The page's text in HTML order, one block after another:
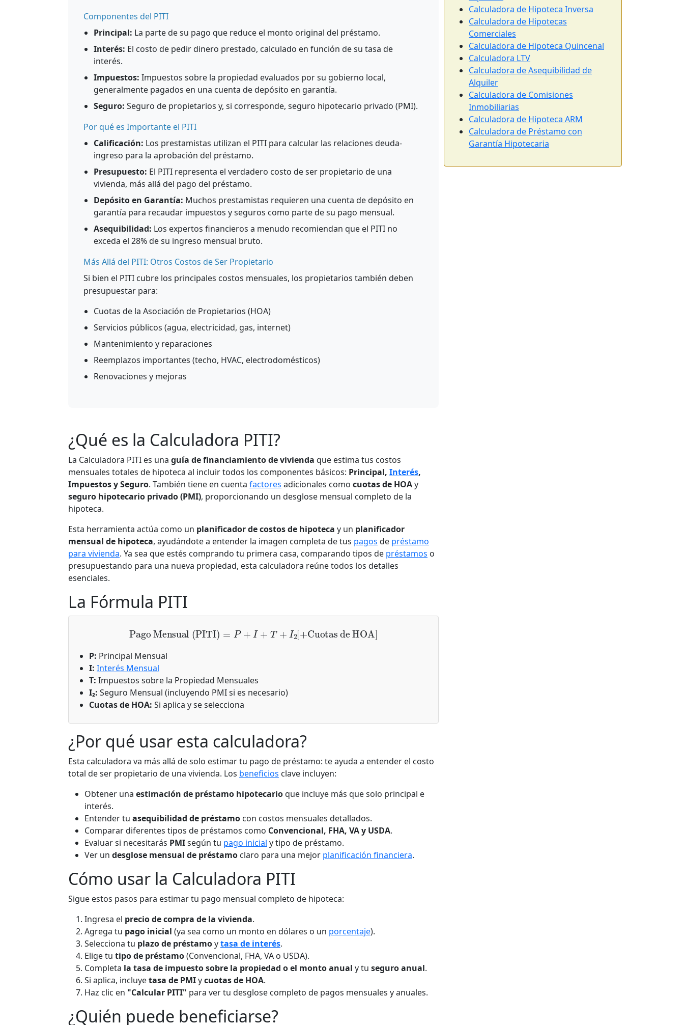
Componentes del PITI
Principal: La parte de su pago que reduce el monto original del préstamo.
Interés: El costo de pedir dinero prestado, calculado en función de su tasa de
interés.
Impuestos: Impuestos sobre la propiedad evaluados por su gobierno local,
generalmente pagados en una cuenta de depósito en garantía.
Seguro: Seguro de propietarios y, si corresponde, seguro hipotecario privado (PMI).
Por qué es Importante el PITI
Calificación: Los prestamistas utilizan el PITI para calcular las relaciones deuda-
ingreso para la aprobación del préstamo.
Presupuesto: El PITI representa el verdadero costo de ser propietario de una
vivienda, más allá del pago del préstamo.
Depósito en Garantía: Muchos prestamistas requieren una cuenta de depósito en
garantía para recaudar impuestos y seguros como parte de su pago mensual.
Asequibilidad: Los expertos financieros a menudo recomiendan que el PITI no
exceda el 28% de su ingreso mensual bruto.
Más Allá del PITI: Otros Costos de Ser Propietario
Si bien el PITI cubre los principales costos mensuales, los propietarios también deben
presupuestar para:
Cuotas de la Asociación de Propietarios (HOA)
Servicios públicos (agua, electricidad, gas, internet)
Mantenimiento y reparaciones
Reemplazos importantes (techo, HVAC, electrodomésticos)
Renovaciones y mejoras
¿Qué es la Calculadora PITI?
La Calculadora PITI es una guía de financiamiento de vivienda que estima tus costos
mensuales totales de hipoteca al incluir todos los componentes básicos: Principal, Interés,
Impuestos y Seguro. También tiene en cuenta factores adicionales como cuotas de HOAy
seguro hipotecario privado (PMI), proporcionando un desglose mensual completo de la
hipoteca.
Esta herramienta actúa como un planificador de costos de hipoteca y un planificador
mensual de hipoteca, ayudándote a entender la imagen completa de tus pagos de préstamo
para vivienda. Ya sea que estés comprando tu primera casa, comparando tipos de préstamos o
presupuestando para una nueva propiedad, esta calculadora reúne todos los detalles
esenciales.
La Fórmula PITI
Pago Mensual (PITI)= P I+ T +I [ +Cuotas de HOA]
P: Principal Mensual
I: Interés Mensual
T: Impuestos sobre la Propiedad Mensuales
I₂: Seguro Mensual (incluyendo PMI si es necesario)
Cuotas de HOA: Si aplica y se selecciona
¿Por qué usar esta calculadora?
Esta calculadora va más allá de solo estimar tu pago de préstamo: te ayuda a entender el costo
total de ser propietario de una vivienda. Los beneficios clave incluyen:
Obtener una estimación de préstamo hipotecarioque incluye más que solo principal e
interés.
Entender tu asequibilidad de préstamo con costos mensuales detallados.
Comparar diferentes tipos de préstamos como Convencional, FHA, VA y USDA.
Evaluar si necesitarás PMIsegún tu pago inicial y tipo de préstamo.
Ver un desglose mensual de préstamo claro para una mejor planificación financiera.
Cómo usar la Calculadora PITI
Sigue estos pasos para estimar tu pago mensual completo de hipoteca:
Ingresa el precio de compra de la vivienda.
Agrega tu pago inicial (ya sea como un monto en dólares o un porcentaje).
Selecciona tu plazo de préstamoytasa de interés.
Elige tu tipo de préstamo(Convencional, FHA, VA o USDA).
Completa la tasa de impuesto sobre la propiedad o el monto anual y tu seguro anual.
Si aplica, incluyetasa de PMIycuotas de HOA.
Haz clic en "Calcular PITI" para ver tu desglose completo de pagos mensuales y anuales.
¿Quién puede beneficiarse?
Calculadora de Hipoteca Inversa
Calculadora de Hipotecas
Comerciales
Calculadora de Hipoteca Quincenal
Calculadora LTV
Calculadora de Asequibilidad de
Alquiler
Calculadora de Comisiones
Inmobiliarias
Calculadora de Hipoteca ARM
Calculadora de Préstamo con
Garantía Hipotecaria